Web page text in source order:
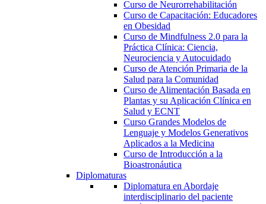
Curso de Neurorrehabilitación
Curso de Capacitación: Educadores
en Obesidad
Curso de Mindfulness 2.0 para la
Práctica Clínica: Ciencia,
Neurociencia y Autocuidado
Curso de Atención Primaria de la
Salud para la Comunidad
Curso de Alimentación Basada en
Plantas y su Aplicación Clínica en
Salud y ECNT
Curso Grandes Modelos de
Lenguaje y Modelos Generativos
Aplicados a la Medicina
Curso de Introducción a la
Bioastronáutica
Diplomaturas
Diplomatura en Abordaje
interdisciplinario del paciente